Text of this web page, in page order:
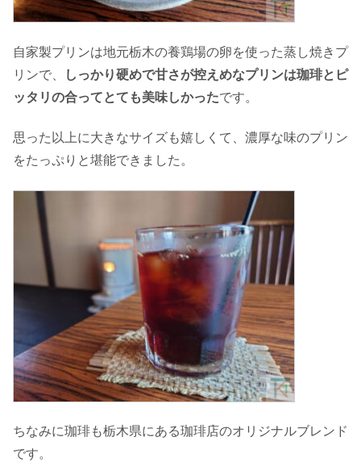
自家製プリンは地元栃木の養鶏場の卵を使った蒸し焼きプ
リンで、
しっかり硬めで甘さが控えめなプリンは珈琲とピ
ッタリの合ってとても美味しかったです。
思った以上に大きなサイズも嬉しくて、濃厚な味のプリン
をたっぷりと堪能できました。
ちなみに珈琲も栃木県にある珈琲店のオリジナルブレンド
です。